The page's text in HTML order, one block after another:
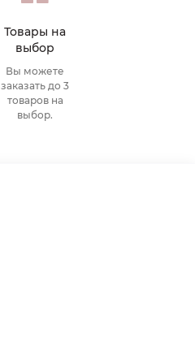
Товары на
выбор
Вы можете
заказать до 3
товаров на
выбор.